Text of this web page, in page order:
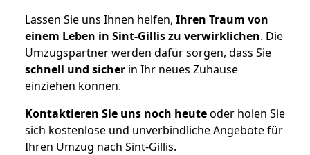
Lassen Sie uns Ihnen helfen, Ihren Traum von
einem Leben in Sint-Gillis zu verwirklichen. Die
Umzugspartner werden dafür sorgen, dass Sie
schnell und sicher in Ihr neues Zuhause
einziehen können.
Kontaktieren Sie uns noch heuteoder holen Sie
sich kostenlose und unverbindliche Angebote für
Ihren Umzug nach Sint-Gillis.